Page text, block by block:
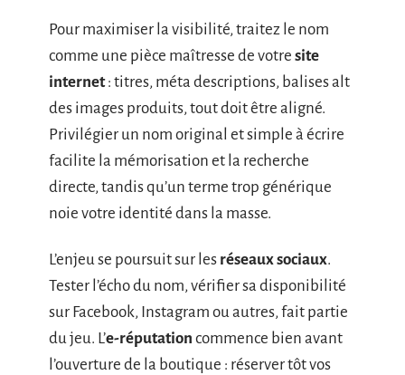
Pour maximiser la visibilité, traitez le nom
comme une pièce maîtresse de votre site
internet: titres, méta descriptions, balises alt
des images produits, tout doit être aligné.
Privilégier un nom original et simple à écrire
facilite la mémorisation et la recherche
directe, tandis qu’un terme trop générique
noie votre identité dans la masse.
L’enjeu se poursuit sur les réseaux sociaux.
Tester l’écho du nom, vérifier sa disponibilité
sur Facebook, Instagram ou autres, fait partie
du jeu. L’e-réputation commence bien avant
l’ouverture de la boutique : réserver tôt vos